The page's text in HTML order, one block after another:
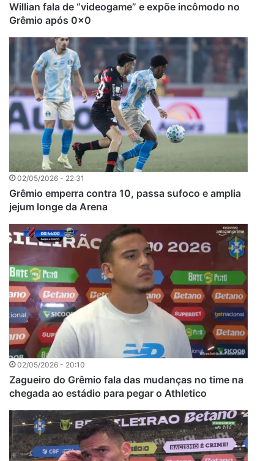
Willian fala de “videogame” e expõe incômodo no
Grêmio após 0x0
02/05/2026 - 22:31
Grêmio emperra contra 10, passa sufoco e amplia
jejum longe da Arena
02/05/2026 - 20:10
Zagueiro do Grêmio fala das mudanças no time na
chegada ao estádio para pegar o Athletico